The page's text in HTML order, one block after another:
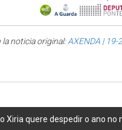
la noticia original:AXENDA |
navigation
Xiria quere despedir o ano